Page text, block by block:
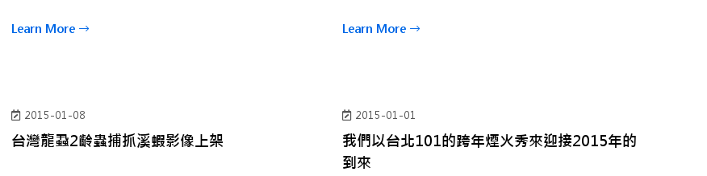
Learn More Learn More
2015-01-08
台灣龍蝨2齡蟲捕抓溪蝦影像上架
2015-01-01
我們以台北101的跨年煙火秀來迎接2015年的
到來